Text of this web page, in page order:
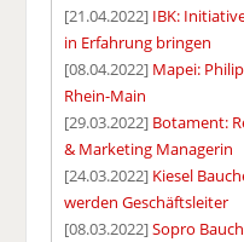
[21.04.2022] IBK:
in Erfahrung bringen
[08.04.2022] Mapei:
Rhein-Main
[29.03.2022] Botament:
& Marketing Managerin
[24.03.2022] Kiesel
werden Geschäftsleiter
[08.03.2022]Sopro